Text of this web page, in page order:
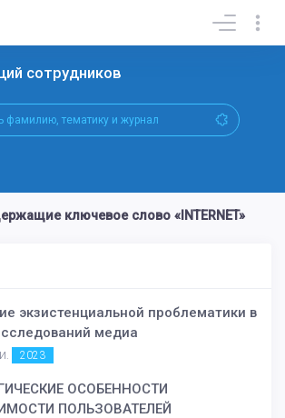
сотрудников
ключевое слово «INTERNET»
экзистенциальной проблематики в
медиа
2023
ОСОБЕННОСТИ
ПОЛЬЗОВАТЕЛЕЙ